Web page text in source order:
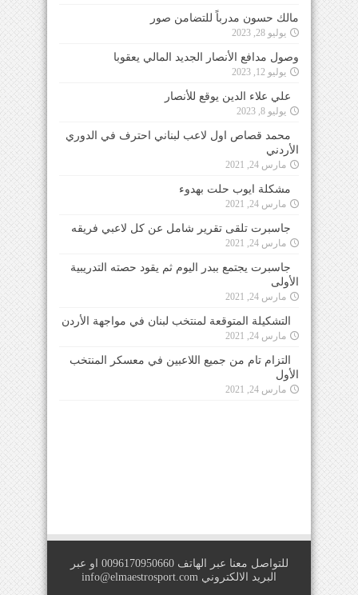
مالك حسون مدرباً للتضامن صور
يوليو 28, 2023
وصول مدافع الأنصار الجديد المالي يعقوبا
يوليو 12, 2023
علي علاء الدين يوقع للأنصار
يوليو 8, 2023
محمد قصاص اول لاعب لبناني احترف في الدوري
الأردني
مارس 24, 2021
مشكلة ايوب حلت بهدوء
مارس 24, 2021
جاسبرت تلقى تقرير شامل عن كل لاعبي فريقه
مارس 24, 2021
جاسبرت يجتمع ببدر اليوم ثم يقود حصته التدريبية
الأولى
مارس 24, 2021
التشكيلة المتوقعة لمنتخب لبنان في مواجهة الأردن
مارس 24, 2021
التزام تام من جميع اللاعبين في معسكر المنتخب
الأول
مارس 24, 2021
للتواصل معنا عبر الهاتف 0096170950660 او عبر
البريد الالكتروني info@elmaestrosport.com